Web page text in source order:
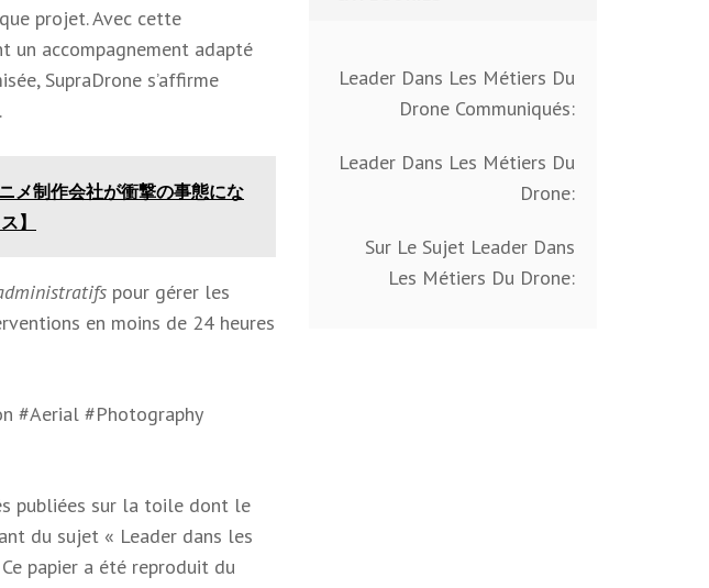
projet. Avec cette
un accompagnement adapté
SupraDrone s’affirme
メ制作会社が衝撃の事態にな
】
pour gérer les
en moins de 24 heures
#Aerial #Photography
publiées sur la toile dont le
du sujet « Leader dans les
papier a été reproduit du
Leader Dans Les Métiers Du
Drone Communiqués:
Leader Dans Les Métiers Du
Drone:
Sur Le Sujet Leader Dans
Les Métiers Du Drone: